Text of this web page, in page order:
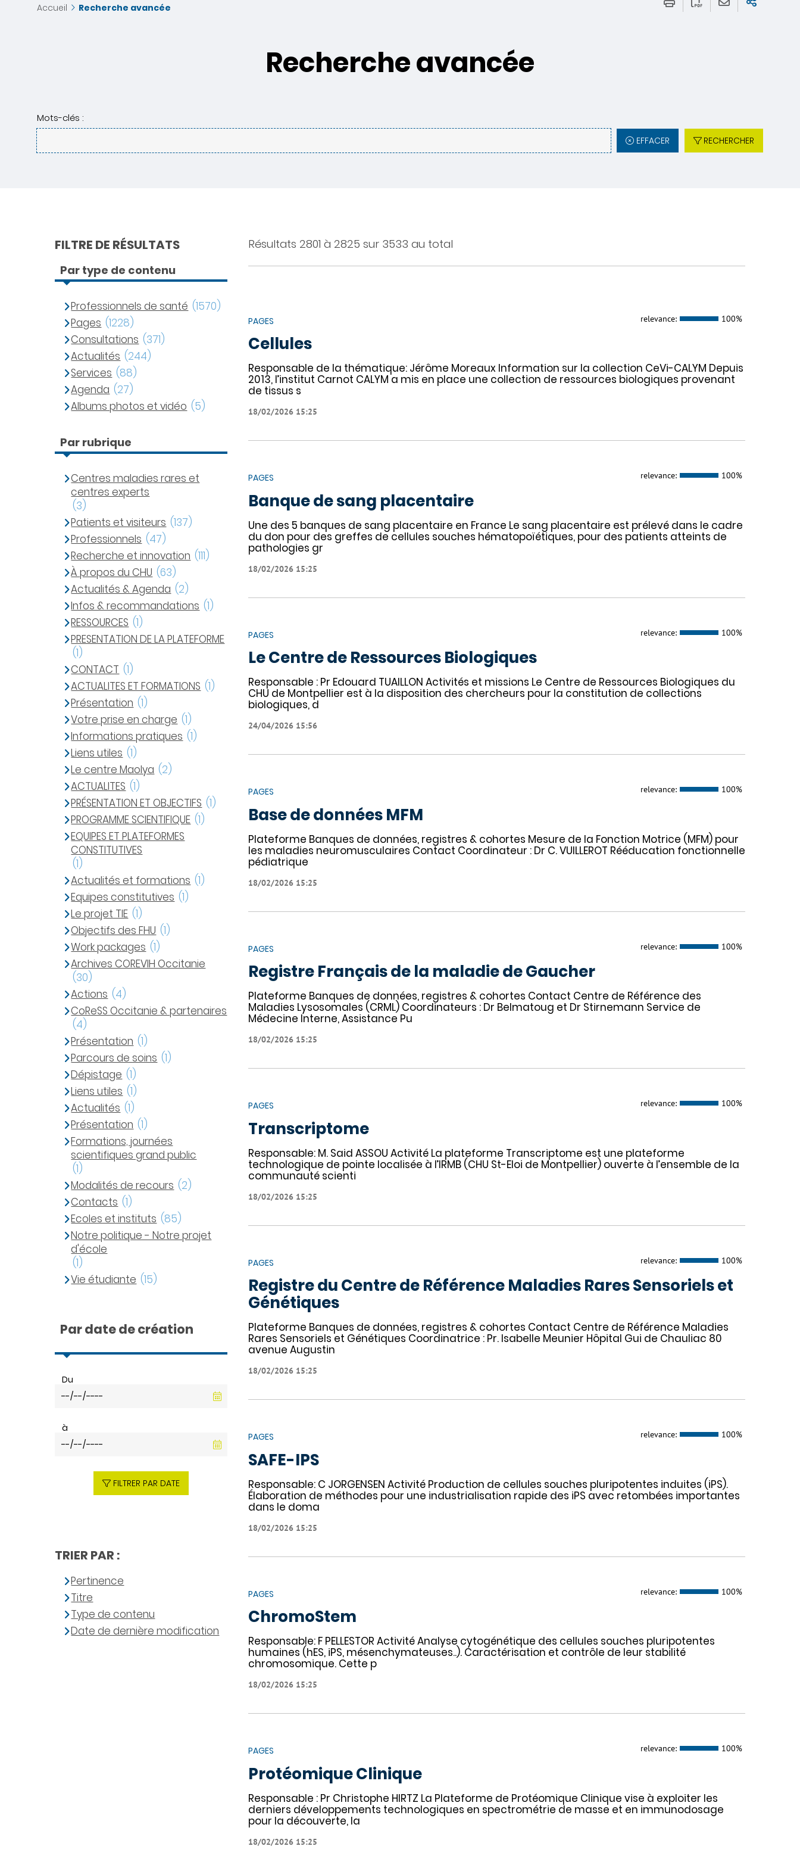
Accueil Recherche avancée
Recherche avancée
Mots-clés :
EFFACER RECHERCHER
Résultats 2801 à 2825 sur 3533 au total
PAGES relevance: 100%
Cellules
Responsable de la thématique: Jérôme Moreaux Information sur la collection CeVi-CALYM Depuis
2013, l’institut Carnot CALYM a mis en place une collection de ressources biologiques provenant
de tissus s
18/02/2026 15:25
PAGES relevance: 100%
Banque de sang placentaire
Une des 5 banques de sang placentaire en France Le sang placentaire est prélevé dans le cadre
du don pour des greffes de cellules souches hématopoïétiques, pour des patients atteints de
pathologies gr
18/02/2026 15:25
PAGES relevance: 100%
Le Centre de Ressources Biologiques
Responsable : Pr Edouard TUAILLON Activités et missions Le Centre de Ressources Biologiques du
CHU de Montpellier est à la disposition des chercheurs pour la constitution de collections
biologiques, d
24/04/2026 15:56
PAGES relevance: 100%
Base de données MFM
Plateforme Banques de données, registres & cohortes Mesure de la Fonction Motrice (MFM) pour
les maladies neuromusculaires Contact Coordinateur : Dr C. VUILLEROT Rééducation fonctionnelle
pédiatrique
18/02/2026 15:25
PAGES relevance: 100%
Registre Français de la maladie de Gaucher
Plateforme Banques de données, registres & cohortes Contact Centre de Référence des
Maladies Lysosomales (CRML) Coordinateurs : Dr Belmatoug et Dr Stirnemann Service de
Médecine Interne, Assistance Pu
18/02/2026 15:25
PAGES relevance: 100%
Transcriptome
Responsable: M. Said ASSOU Activité La plateforme Transcriptome est une plateforme
technologique de pointe localisée à l’IRMB (CHU St-Eloi de Montpellier) ouverte à l’ensemble de la
communauté scienti
18/02/2026 15:25
PAGES relevance: 100%
Registre du Centre de Référence Maladies Rares Sensoriels et
Génétiques
Plateforme Banques de données, registres & cohortes Contact Centre de Référence Maladies
Rares Sensoriels et Génétiques Coordinatrice : Pr. Isabelle Meunier Hôpital Gui de Chauliac 80
avenue Augustin
18/02/2026 15:25
PAGES relevance: 100%
SAFE-IPS
Responsable: C JORGENSEN Activité Production de cellules souches pluripotentes induites (iPS).
Élaboration de méthodes pour une industrialisation rapide des iPS avec retombées importantes
dans le doma
18/02/2026 15:25
PAGES relevance: 100%
ChromoStem
Responsable: F PELLESTOR Activité Analyse cytogénétique des cellules souches pluripotentes
humaines (hES, iPS, mésenchymateuses..). Caractérisation et contrôle de leur stabilité
chromosomique. Cette p
18/02/2026 15:25
PAGES relevance: 100%
Protéomique Clinique
Responsable : Pr Christophe HIRTZ La Plateforme de Protéomique Clinique vise à exploiter les
derniers développements technologiques en spectrométrie de masse et en immunodosage
pour la découverte, la
18/02/2026 15:25
FILTRE DE RÉSULTATS
Par type de contenu
Professionnels de santé (1570)
Pages (1228)
Consultations (371)
Actualités (244)
Services (88)
Agenda (27)
Albums photos et vidéo (5)
Par rubrique
Centres maladies rares et
centres experts
(3)
Patients et visiteurs (137)
Professionnels (47)
Recherche et innovation (111)
À propos du CHU (63)
Actualités & Agenda (2)
Infos & recommandations (1)
RESSOURCES (1)
PRESENTATION DE LA PLATEFORME
(1)
CONTACT (1)
ACTUALITES ET FORMATIONS (1)
Présentation (1)
Votre prise en charge (1)
Informations pratiques (1)
Liens utiles (1)
Le centre Maolya (2)
ACTUALITES (1)
PRÉSENTATION ET OBJECTIFS (1)
PROGRAMME SCIENTIFIQUE (1)
EQUIPES ET PLATEFORMES
CONSTITUTIVES
(1)
Actualités et formations (1)
Equipes constitutives (1)
Le projet TIE (1)
Objectifs des FHU (1)
Work packages (1)
Archives COREVIH Occitanie
(30)
Actions (4)
CoReSS Occitanie & partenaires
(4)
Présentation (1)
Parcours de soins (1)
Dépistage (1)
Liens utiles (1)
Actualités (1)
Présentation (1)
Formations, journées
scientifiques grand public
(1)
Modalités de recours (2)
Contacts (1)
Ecoles et instituts (85)
Notre politique - Notre projet
d'école
(1)
Vie étudiante (15)
Par date de création
Du
à
FILTRER PAR DATE
TRIER PAR :
Pertinence
Titre
Type de contenu
Date de dernière modification